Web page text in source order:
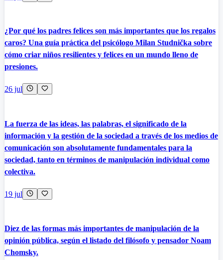
¿Por qué los padres felices son más importantes que los regalos
caros? Una guía práctica del psicólogo Milan Studnička sobre
cómo criar niños resilientes y felices en un mundo lleno de
presiones.
26 jul
La fuerza de las ideas, las palabras, el significado de la
información y la gestión de la sociedad a través de los medios de
comunicación son absolutamente fundamentales para la
sociedad, tanto en términos de manipulación individual como
colectiva.
19 jul
Diez de las formas más importantes de manipulación de la
opinión pública, según el listado del filósofo y pensador Noam
Chomsky.